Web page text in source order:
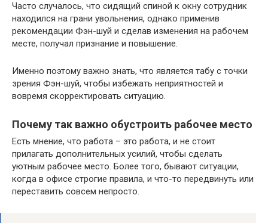
Часто случалось, что сидящий спиной к окну сотрудник
находился на грани увольнения, однако применив
рекомендации Фэн-шуй и сделав изменения на рабочем
месте, получал признание и повышение.
Именно поэтому важно знать, что является табу с точки
зрения Фэн-шуй, чтобы избежать неприятностей и
вовремя скорректировать ситуацию.
Почему так важно обустроить рабочее место
Есть мнение, что работа – это работа, и не стоит
прилагать дополнительных усилий, чтобы сделать
уютным рабочее место. Более того, бывают ситуации,
когда в офисе строгие правила, и что-то передвинуть или
переставить совсем непросто.